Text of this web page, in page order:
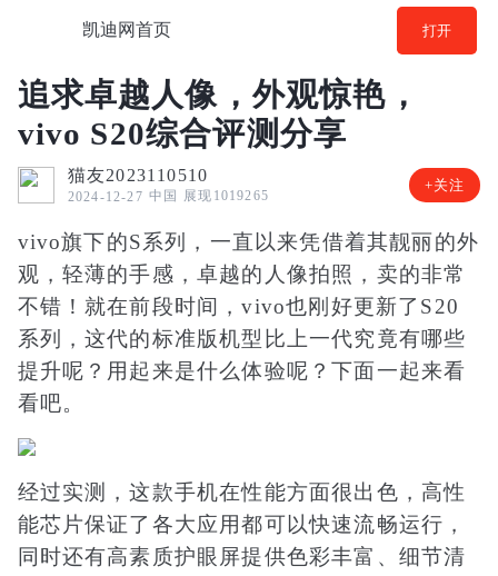
凯迪网首页 打开
追求卓越人像，外观惊艳，
vivo S20综合评测分享
猫友2023110510
2024-12-27 中国 展现1019265
+关注
vivo旗下的S系列，一直以来凭借着其靓丽的外
观，轻薄的手感，卓越的人像拍照，卖的非常
不错！就在前段时间，vivo也刚好更新了S20
系列，这代的标准版机型比上一代究竟有哪些
提升呢？用起来是什么体验呢？下面一起来看
看吧。
经过实测，这款手机在性能方面很出色，高性
能芯片保证了各大应用都可以快速流畅运行，
同时还有高素质护眼屏提供色彩丰富、细节清